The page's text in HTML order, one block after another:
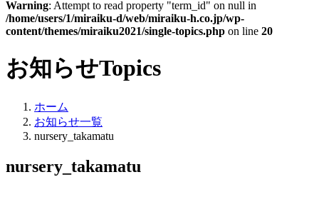
Warning: Attempt to read property "term_id" on null in
/home/users/1/miraiku-d/web/miraiku-h.co.jp/wp-
content/themes/miraiku2021/single-topics.php on line 20
お知らせTopics
ホーム
お知らせ一覧
nursery_takamatu
nursery_takamatu